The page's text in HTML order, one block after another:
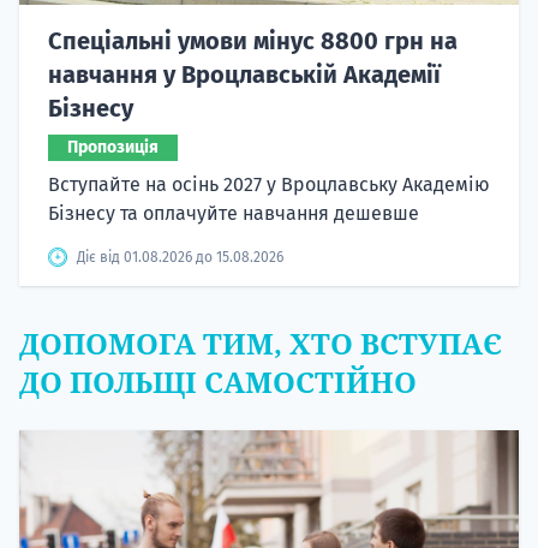
Спеціальні умови мінус 8800 грн на
навчання у Вроцлавській Академії
Бізнесу
Пропозиція
Вступайте на осінь 2027 у Вроцлавську Академію
Бізнесу та оплачуйте навчання дешевше
Діє від 01.08.2026 до 15.08.2026
ДОПОМОГА ТИМ, ХТО ВСТУПАЄ
ДО ПОЛЬЩІ САМОСТІЙНО